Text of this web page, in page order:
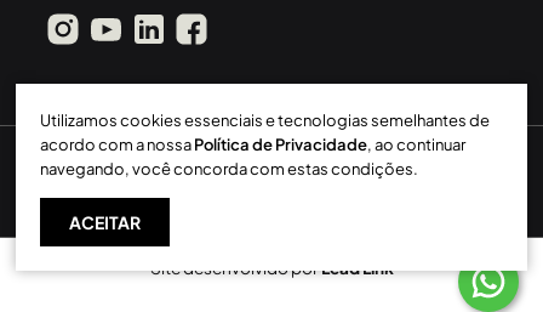
Sperinde Gestão Imobiliária LTDA - CRECI: 411J - 2026 ©
Site desenvolvido porLead Link
Utilizamos cookies essenciais e tecnologias semelhantes de
acordo com a nossaPolítica de Privacidade, ao continuar
navegando, você concorda com estas condições.
ACEITAR